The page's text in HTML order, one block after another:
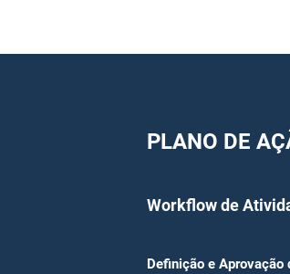
PLANO DE
Workflow de
Definição e Aprovação